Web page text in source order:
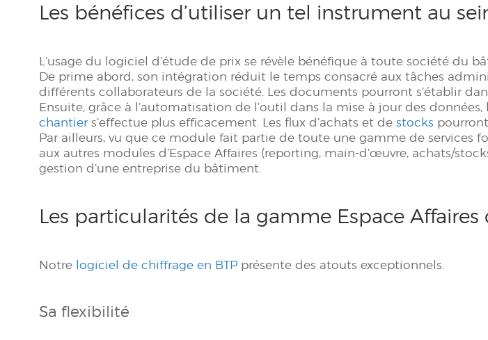
Les bénéfices d’utiliser un tel instrument au
L’usage du logiciel d’étude de prix se révèle bénéfique à toute société du
De prime abord, son intégration réduit le temps consacré aux tâches
différents collaborateurs de la société. Les documents pourront s’établir
Ensuite, grâce à l’automatisation de l’outil dans la mise à jour des
chantiers’effectue plus efficacement. Les flux d’achats et de stocks
Par ailleurs, vu que ce module fait partie de toute une gamme de services
aux autres modules d’Espace Affaires (reporting, main-d’œuvre, achats/
gestion d’une entreprise du bâtiment.
Les particularités de la gamme Espace Affaires
Notre logiciel de chiffrage en BTPprésente des atouts exceptionnels.
Sa flexibilité